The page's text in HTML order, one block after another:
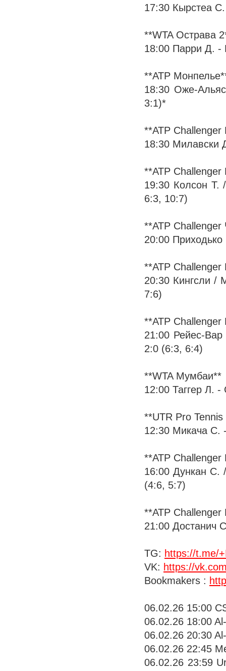
17:30 Кырстеа
**WTA Острава
18:00 Парри Д. -
**ATP
18:30 Оже-
3:1)*
**ATP
18:30 Милавски
**ATP
19:30 Колсон
6:3, 10:7)
**ATP Challenger
20:00
**ATP
20:30 Кингсли /
7:6)
**ATP
21:00 Рейес-
2:0 (6:3, 6:4)
**WTA Мумбаи**
12:00 Таггер Л.
**UTR Pro
12:30 Микача С.
**ATP
16:00 Дункан С.
(4:6, 5:7)
**ATP
21:00 Достанич
TG: https://t.me/
VK: https://
Bookmakers :
06.02.26 15:00
06.02.26 18:00
06.02.26 20:30
06.02.26 22:45
06.02.26 23:59